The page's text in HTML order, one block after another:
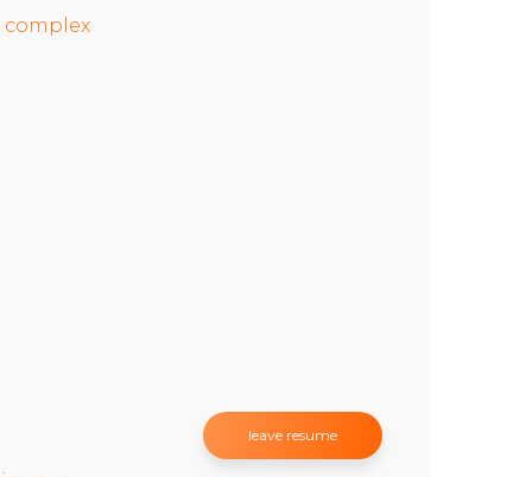
complex
leave resume